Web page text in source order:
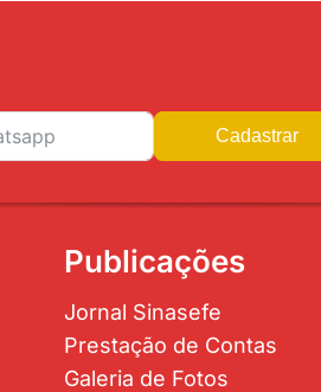
Cadastrar
Publicações
Jornal Sinasefe
Prestação de Contas
Galeria de Fotos